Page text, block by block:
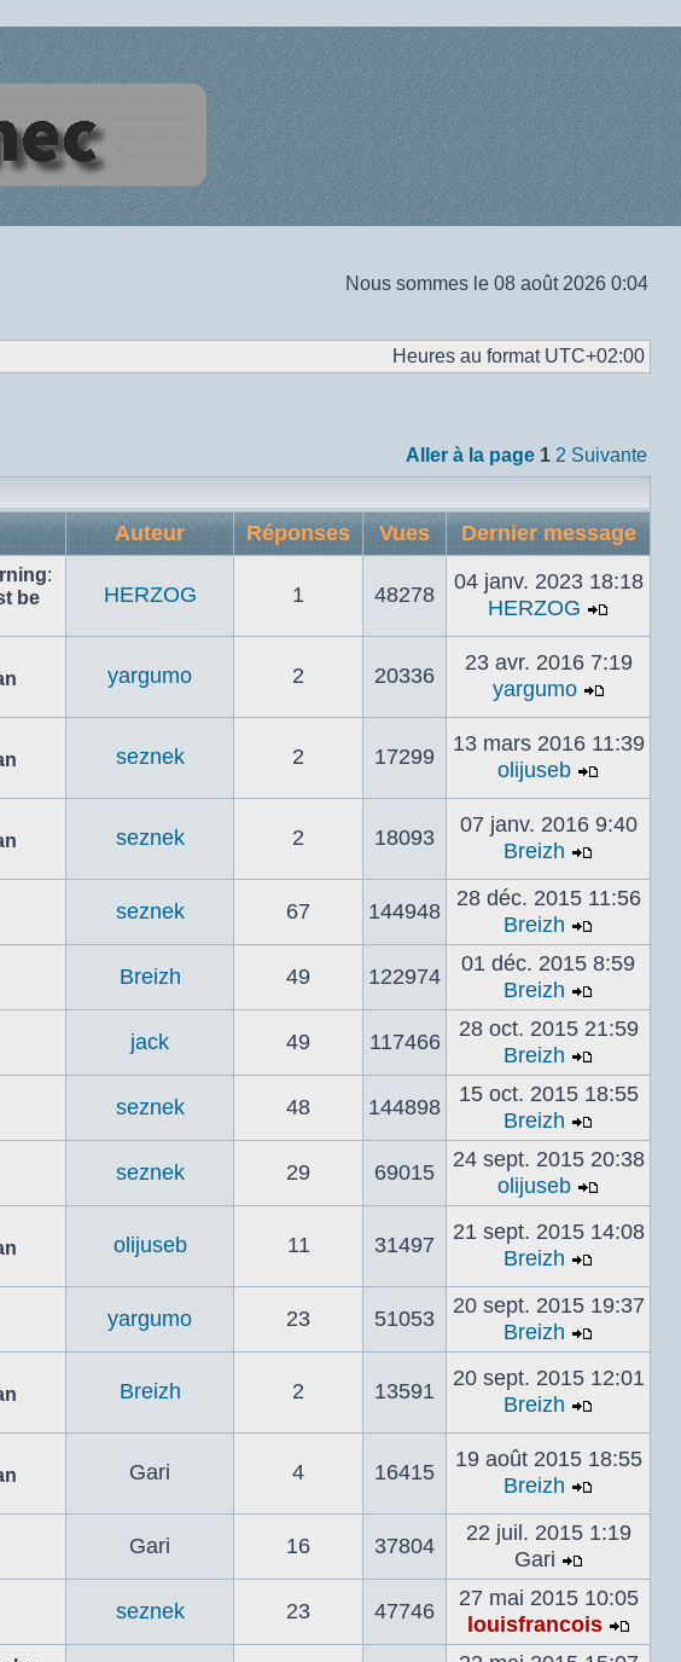
Nous sommes le 08 août 2026 0:04
Heures au format UTC+02:00
Aller à la page 1 2 Suivante
Auteur Réponses Vues Dernier message
:
be
HERZOG 1 48278
04 janv. 2023 18:18
HERZOG
le
yargumo 2 20336
23 avr. 2016 7:19
yargumo
le
seznek 2 17299
13 mars 2016 11:39
olijuseb
le
seznek 2 18093
07 janv. 2016 9:40
Breizh
le
message
seznek 67 144948
28 déc. 2015 11:56
Breizh
Voir
le
message
Breizh 49 122974
01 déc. 2015 8:59
Breizh
Voir
le
message
jack 49 117466
28 oct. 2015 21:59
Breizh
Voir
le
message
seznek 48 144898
15 oct. 2015 18:55
Breizh
Voir
le
dernier
seznek 29 69015
24 sept. 2015 20:38
olijuseb
Voir
le
olijuseb 11 31497
21 sept. 2015 14:08
Breizh
le
message
yargumo 23 51053
20 sept. 2015 19:37
Breizh
Voir
le
message
Breizh 2 13591
20 sept. 2015 12:01
Breizh
le
Gari 4 16415
19 août 2015 18:55
Breizh
le
message
Gari 16 37804
22 juil. 2015 1:19
Gari
Voir
le
dernier
message
seznek 23 47746
27 mai 2015 10:05
louisfrancois
Voir